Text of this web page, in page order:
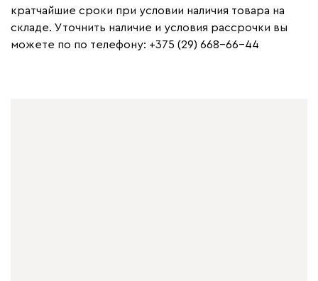
кратчайшие сроки при условии наличия товара на
складе. Уточнить наличие и условия рассрочки вы
можете по по телефону: +375 (29) 668-66-44